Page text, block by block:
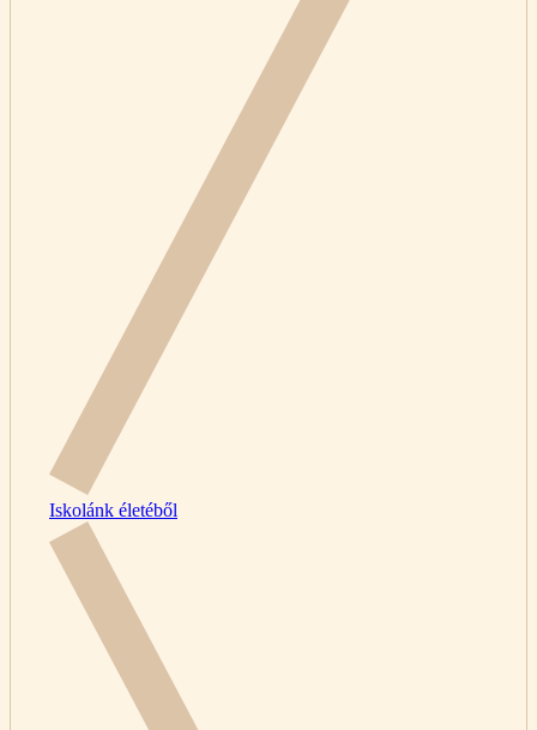
Iskolánk életéből